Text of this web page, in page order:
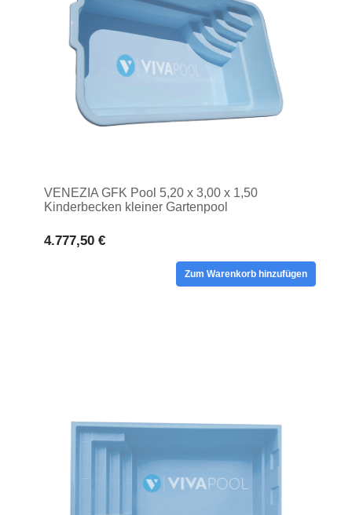
VENEZIA GFK Pool 5,20 x 3,00 x 1,50
Kinderbecken kleiner Gartenpool
4.777,50 €
Zum Warenkorb hinzufügen